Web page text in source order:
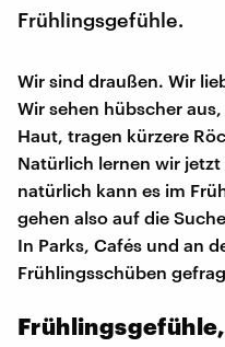
Frühlingsgefühle.
Wir sind draußen. Wir
Wir sehen hübscher
Haut, tragen kürzere
Natürlich lernen wir
natürlich kann es im
gehen also auf die
In Parks, Cafés und an
Frühlingsschüben